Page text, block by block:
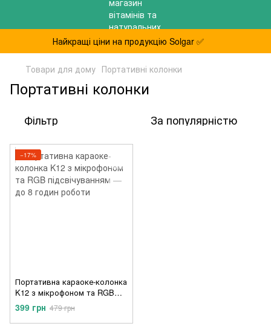
Найкращі ціни на продукцію Solgar ✅
Товари для дому Портативні колонки
Портативні колонки
Фільтр За популярністю
−17%
Портативна караоке-колонка
K12 з мікрофоном та RGB
підсвічуванням — до 8 годин
роботи
399 грн 479 грн